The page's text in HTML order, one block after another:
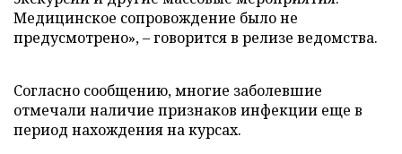
Медицинское сопровождение было не
предусмотрено», – говорится в релизе ведомства.
Согласно сообщению, многие заболевшие
отмечали наличие признаков инфекции еще в
период нахождения на курсах.